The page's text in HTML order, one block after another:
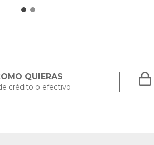
QUIERAS
crédito o efectivo